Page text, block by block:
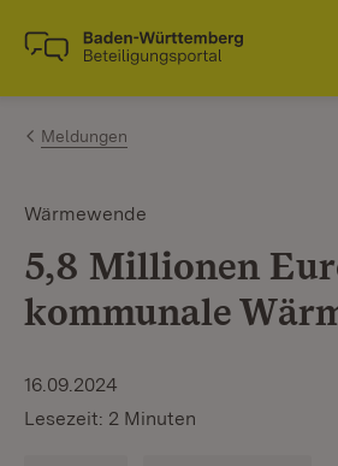
Zum Inhalt springen
Link zur Startseite
Meldungen
Wärmewende
5,8 Millionen
kommunale
16.09.2024
Lesezeit: 2 Minuten